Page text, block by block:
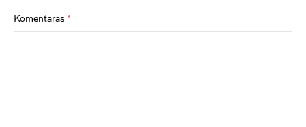
Komentaras *